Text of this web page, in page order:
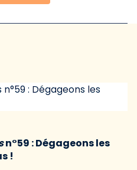
n°59 : Dégageons les
!